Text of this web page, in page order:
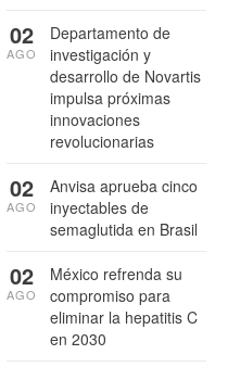
Departamento de
investigación y
desarrollo de Novartis
impulsa próximas
innovaciones
revolucionarias
02
AGO
Anvisa aprueba cinco
inyectables de
semaglutida en Brasil
02
AGO
México refrenda su
compromiso para
eliminar la hepatitis C
en 2030
02
AGO